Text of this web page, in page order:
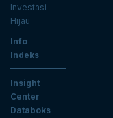
Investasi
Hijau
Info
Indeks
Insight
Center
Databoks